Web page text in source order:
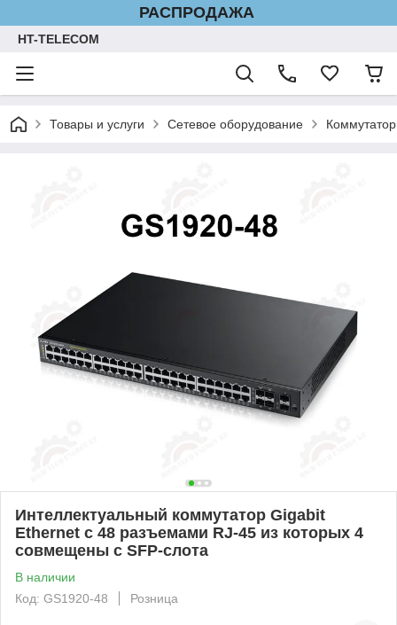
РАСПРОДАЖА
HT-TELECOM
Товары и услуги Сетевое оборудование
Интеллектуальный коммутатор Gigabit
Ethernet с 48 разъемами RJ-45 из которых 4
совмещены с SFP-слота
В наличии
Код: GS1920-48
Розница